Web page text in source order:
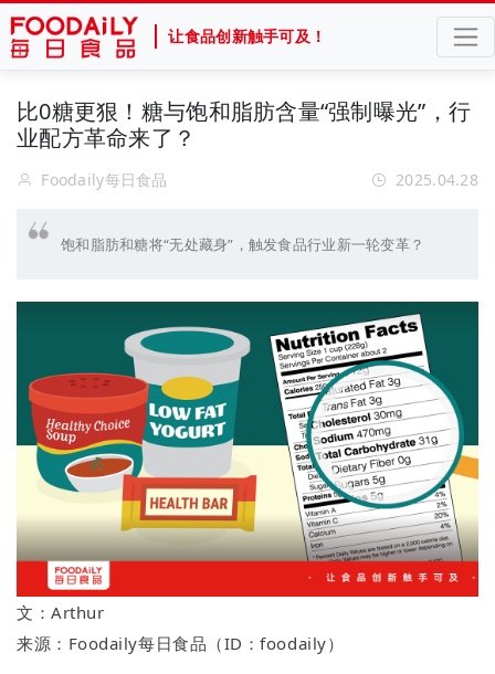
让食品创新触手可及！
比0糖更狠！糖与饱和脂肪含量“强制曝光”，行
业配方革命来了？
Foodaily每日食品 2025.04.28
饱和脂肪和糖将“无处藏身”，触发食品行业新一轮变革？
文：Arthur
来源：Foodaily每日食品（ID：foodaily）